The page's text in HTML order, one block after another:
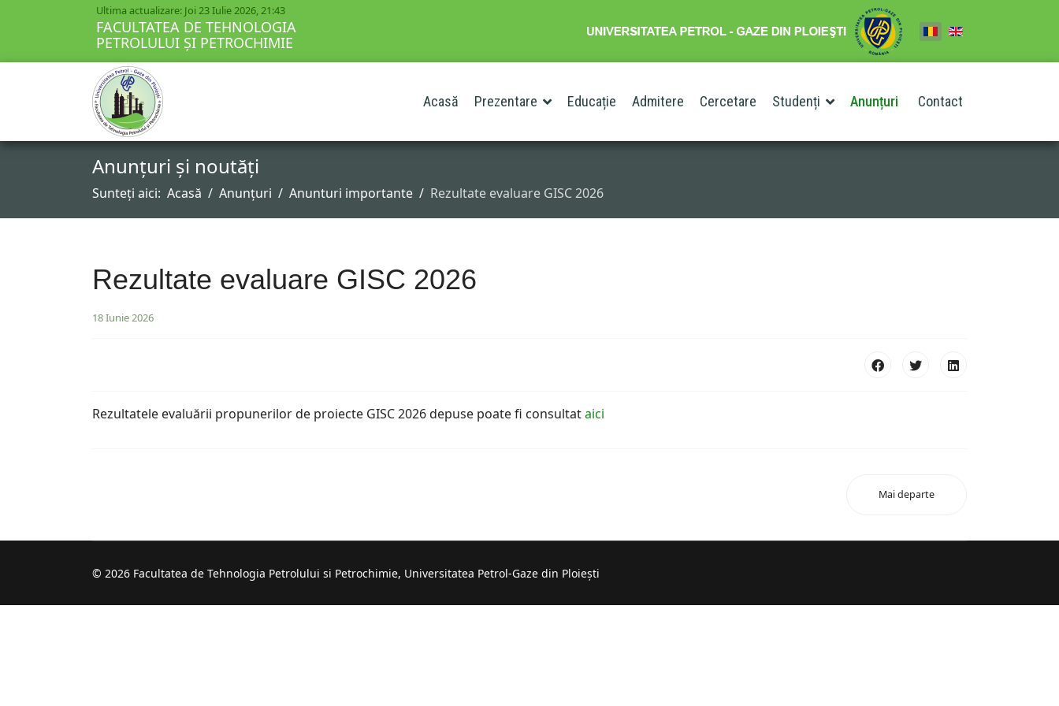
Ultima actualizare: Joi 23 Iulie 2026, 21:43
FACULTATEA DE TEHNOLOGIA
PETROLULUI ȘI PETROCHIMIE
Acasă Prezentare Educație Admitere Cercetare Studenți Anunțuri Contact
Anunțuri și noutăți
Sunteți aici: Acasă Anunțuri Anunturi importante Rezultate evaluare GISC 2026
Rezultate evaluare GISC 2026
18 Iunie 2026
Rezultatele evaluării propunerilor de proiecte GISC 2026 depuse poate fi consultataici
Mai departe
© 2026 Facultatea de Tehnologia Petrolului si Petrochimie, Universitatea Petrol-Gaze din Ploiești